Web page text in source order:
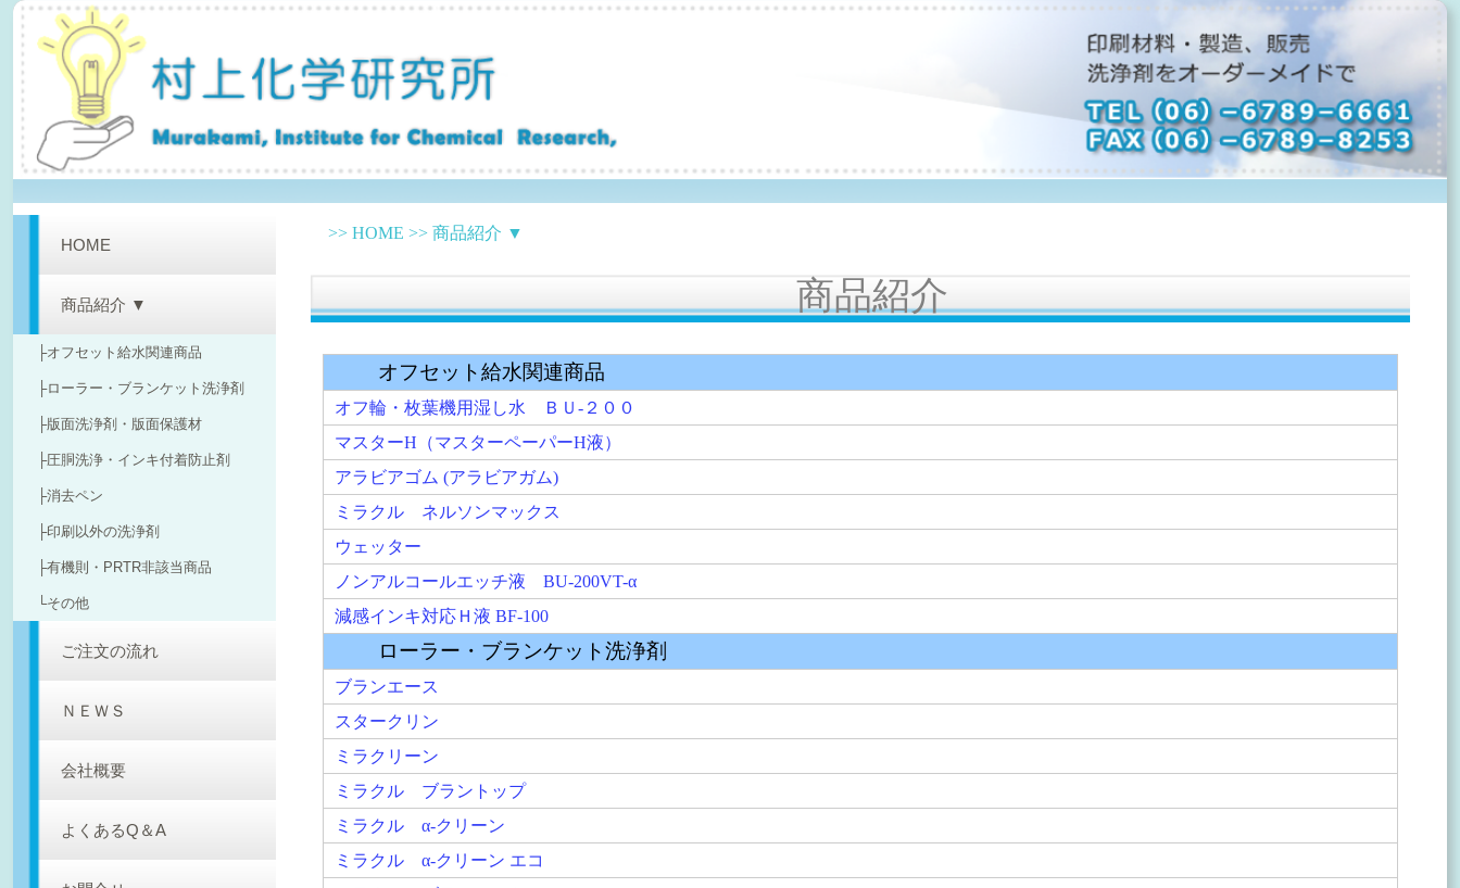
├ローラー・ブランケット洗浄剤
├版面洗浄剤・版面保護材
├圧胴洗浄・インキ付着防止剤
├消去ペン
ＮＥＷＳ
商品紹介
オフ輪・枚葉機用湿し水 ＢＵ-２００
マスターH（マスターペーパーH液）
アラビアゴム (アラビアガム)
ミラクル ネルソンマックス
ウェッター
ノンアルコールエッチ液 BU-200VT-α
減感インキ対応Ｈ液 BF-100
ローラー・ブランケット洗浄剤
ブランエース
スタークリン
ミラクリーン
ミラクル ブラントップ
ミラクル α-クリーン
ミラクル α-クリーン エコ
ミラクル ブランコート
ミラクル モルクリン
ミラクル モルクリン エコ